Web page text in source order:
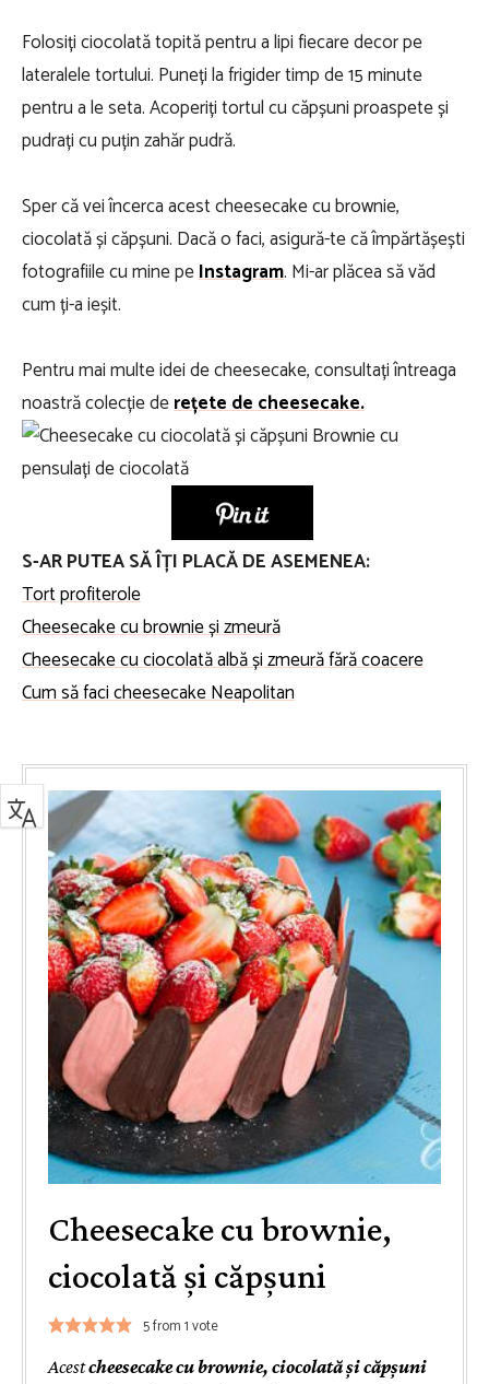
Folosiți ciocolată topită pentru a lipi fiecare decor pe
lateralele tortului. Puneți la frigider timp de 15 minute
pentru a le seta. Acoperiți tortul cu căpșuni proaspete și
pudrați cu puțin zahăr pudră.
Sper că vei încerca acest cheesecake cu brownie,
ciocolată și căpșuni. Dacă o faci, asigură-te că împărtășești
fotografiile cu mine peInstagram. Mi-ar plăcea să văd
cum ți-a ieșit.
Pentru mai multe idei de cheesecake, consultați întreaga
noastră colecție derețete de cheesecake.
S-AR PUTEA SĂ ÎȚI PLACĂ DE ASEMENEA:
Tort profiterole
Cheesecake cu brownie și zmeură
Cheesecake cu ciocolată albă și zmeură fără coacere
Cum să faci cheesecake Neapolitan
Cheesecake cu brownie,
ciocolată și căpșuni
5from 1 vote
Acestcheesecake cu brownie, ciocolată și căpșuni